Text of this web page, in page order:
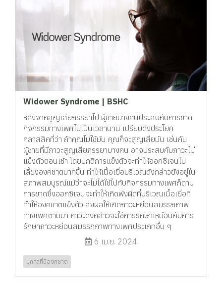
Widower Syndrome | BSHC
หลังจากสูญเสียภรรยาไป ผู้ชายบางคนประสบกับการขาด
กิจกรรมทางเพศไปเป็นเวลานาน เปรียบดังประโยค
คลาสสิคที่ว่า ถ้าคุณไม่ใช้มัน คุณก็จะสูญเสียมัน เช่นกัน
ผู้ชายที่มีภาวะสูญเสียภรรยาบางคน อาจประสบกับภาวะไม่
แข็งตัวตอนเช้า โดยปกติการแข็งตัวจะทำให้ออกซิเจนไป
เลี้ยงองคชาตมากขึ้น ทำให้เนื้อเยื่อบริเวณดังกล่าวยังอยู่ใน
สภาพสมบูรณ์แม้ว่าจะไม่ได้ใช้ไปกับกิจกรรมทางเพศก็ตาม
การขาดซึ่งออกซิเจนจะทำให้เกิดพังผืดที่บริเวณเนื้อเยื่อที่
ทำให้องคชาตแข็งตัว ส่งผลให้เกิดภาวะหย่อนสมรรภภาพ
ทางเพศตามมา ภาวะดังกล่าวจะใช้การรักษาเหมือนกับการ
รักษาภาวะหย่อนสมรรถภาพทางเพศประเภทอื่น ๆ
6 เม.ย. 2024
บุคคลที่มีองคชาต